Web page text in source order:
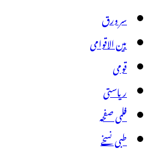
سر ورق
بین الاقوامی
قومی
ریاستی
فلمی صفحہ
طبی نسخے